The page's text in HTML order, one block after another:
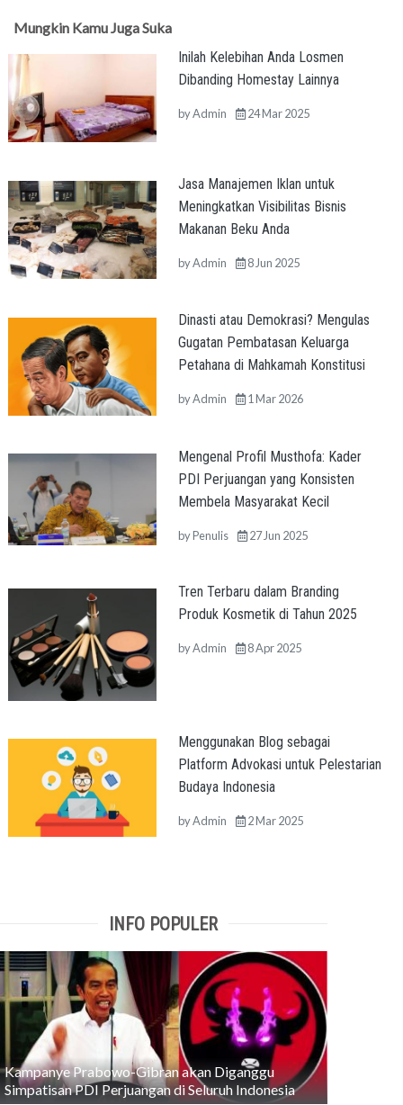
Mungkin Kamu Juga Suka
Inilah Kelebihan Anda Losmen
Dibanding Homestay Lainnya
byAdmin 24 Mar 2025
Jasa Manajemen Iklan untuk
Meningkatkan Visibilitas Bisnis
Makanan Beku Anda
byAdmin 8 Jun 2025
Dinasti atau Demokrasi? Mengulas
Gugatan Pembatasan Keluarga
Petahana di Mahkamah Konstitusi
byAdmin 1 Mar 2026
Mengenal Profil Musthofa: Kader
PDI Perjuangan yang Konsisten
Membela Masyarakat Kecil
byPenulis 27 Jun 2025
Tren Terbaru dalam Branding
Produk Kosmetik di Tahun 2025
byAdmin 8 Apr 2025
Menggunakan Blog sebagai
Platform Advokasi untuk Pelestarian
Budaya Indonesia
byAdmin 2 Mar 2025
INFO POPULER
Kampanye Prabowo-Gibran akan Diganggu
Simpatisan PDI Perjuangan di Seluruh Indonesia